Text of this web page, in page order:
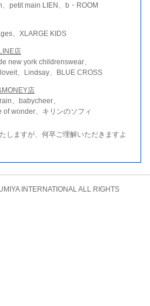
petit main LIEN、b・ROOM
、XLARGE KIDS
店
new york childrenswear、
、Lindsay、BLUE CROSS
店
、babycheer、
wonder、キリンのソフィ
しますが、何卒ご理解いただきますよ